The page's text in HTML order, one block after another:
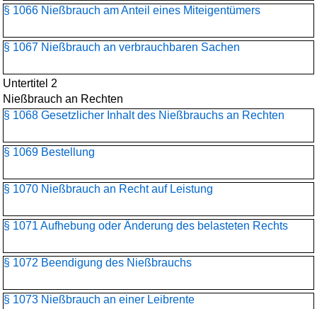
§ 1066 Nießbrauch am Anteil eines Miteigentümers
§ 1067 Nießbrauch an verbrauchbaren Sachen
Untertitel 2
Nießbrauch an Rechten
§ 1068 Gesetzlicher Inhalt des Nießbrauchs an Rechten
§ 1069 Bestellung
§ 1070 Nießbrauch an Recht auf Leistung
§ 1071 Aufhebung oder Änderung des belasteten Rechts
§ 1072 Beendigung des Nießbrauchs
§ 1073 Nießbrauch an einer Leibrente